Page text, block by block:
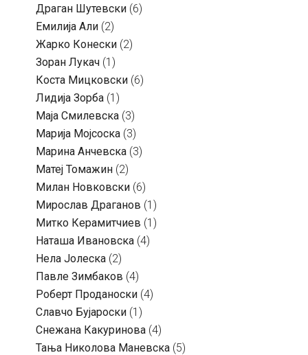
Драган Шутевски (6)
Емилија Али (2)
Жарко Конески (2)
Зоран Лукач (1)
Коста Мицковски (6)
Лидија Зорба (1)
Маја Смилевска (3)
Марија Мојсоска (3)
Марина Анчевска (3)
Матеј Томажин (2)
Милан Новковски (6)
Мирослав Драганов (1)
Митко Керамитчиев (1)
Наташа Ивановска (4)
Нела Јолеска (2)
Павле Зимбаков (4)
Роберт Проданоски (4)
Славчо Бујароски (1)
Снежана Какуринова (4)
Тања Николова Маневска (5)